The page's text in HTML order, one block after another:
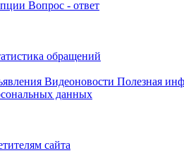
Вопрос - ответ
обращений
Видеоновости Полезная
данных
сайта